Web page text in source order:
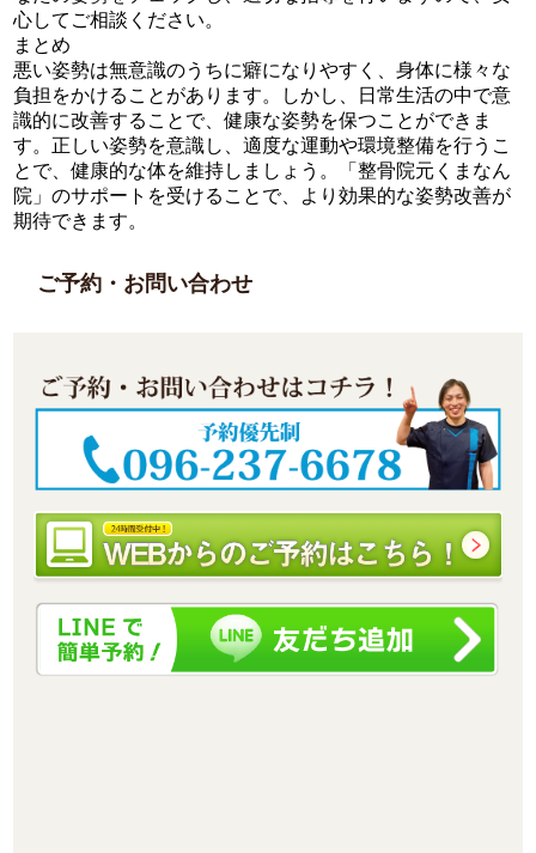
心してご相談ください。
まとめ
悪い姿勢は無意識のうちに癖になりやすく、身体に様々な
負担をかけることがあります。しかし、日常生活の中で意
識的に改善することで、健康な姿勢を保つことができま
す。正しい姿勢を意識し、適度な運動や環境整備を行うこ
とで、健康的な体を維持しましょう。「整骨院元くまなん
院」のサポートを受けることで、より効果的な姿勢改善が
期待できます。
ご予約・お問い合わせ